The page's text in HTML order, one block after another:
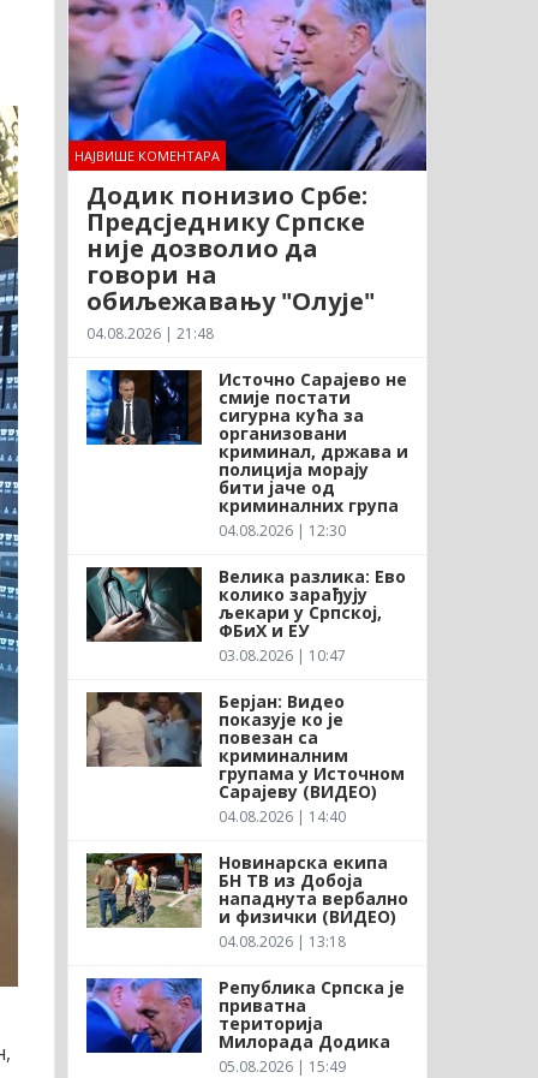
НАЈВИШЕ КОМЕНТАРА
Додик понизио Србе:
Предсједнику Српске
није дозволио да
говори на
обиљежавању "Олује"
04.08.2026 | 21:48
Источно Сарајево не
смије постати
сигурна кућа за
организовани
криминал, држава и
полиција морају
бити јаче од
криминалних група
04.08.2026 | 12:30
Велика разлика: Ево
колико зарађују
љекари у Српској,
ФБиХ и ЕУ
03.08.2026 | 10:47
Берјан: Видео
показује ко је
повезан са
криминалним
групама у Источном
Сарајеву (ВИДЕО)
04.08.2026 | 14:40
Новинарска екипа
БН ТВ из Добоја
нападнута вербално
и физички (ВИДЕО)
04.08.2026 | 13:18
Република Српска је
приватна
територија
Милорада Додика
05.08.2026 | 15:49